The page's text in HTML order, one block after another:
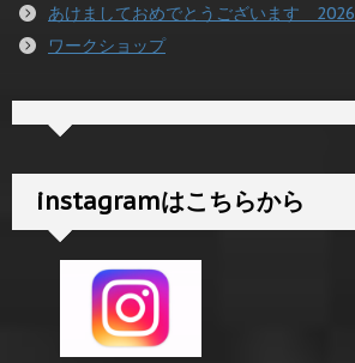
あけましておめでとうございます 2026
ワークショップ
instagramはこちらから